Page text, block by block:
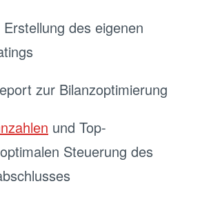
des eigenen
zur Bilanzoptimierung
und Top-
Steuerung des